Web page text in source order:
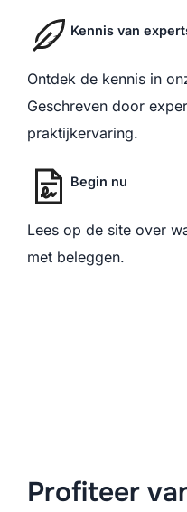
Kennis van
Ontdek de kennis in
Geschreven door
praktijkervaring.
Begin nu
Lees op de site over
met beleggen.
Profiteer